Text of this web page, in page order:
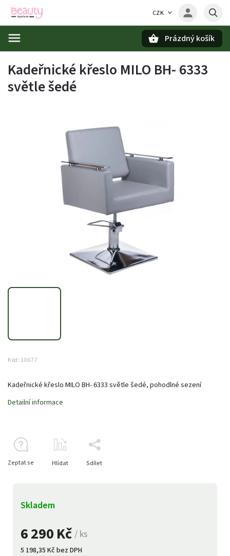
CZK
Prázdný košík
Kadeřnické křeslo MILO BH- 6333
světle šedé
Kód: 10677
6 290 Kč/ ks
5 198,35 Kč bez DPH
Skladem
Kadeřnické křeslo MILO BH- 6333 světle šedé, pohodlné sezení
Detailní informace
Zeptat se Hlídat Sdílet